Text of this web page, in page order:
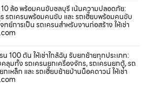
10 ล้อ พร้อมคนขับชลบุรี เน้นความปลอดภัย:
รถเครนพร้อมคนขับ และ รถเฮี๊ยบพร้อมคนขับ
ทย์การเป็น รถเครนสำหรับงานก่อสร้าง ให้เช่า
น 100 ตัน ให้เช่าใกล้ฉัน รับยกย้ายทุกประเภท:
ลุมทั้ง รถเครนยกเครื่องจักร, รถเครนยกตู้, รถ
กเหล็ก และ รถเฮี๊ยบย้ายบ้านน็อคดาวน์ ให้เช่า